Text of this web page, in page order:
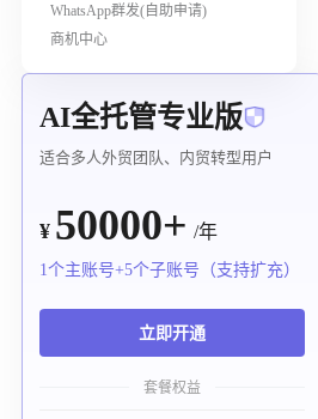
WhatsApp群发(自助申请)
商机中心
AI全托管专业版
适合多人外贸团队、内贸转型用户
¥ 50000+ /年
1个主账号+5个子账号（支持扩充）
立即开通
套餐权益